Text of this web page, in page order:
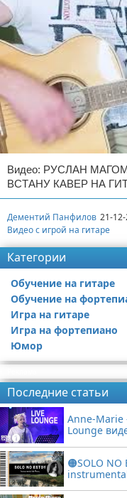
Видео: РУСЛАН
ВСТАНУ КАВЕР НА
Дементий Панфилов 21-
Видео с игрой на гитаре
Категории
Обучение на гитаре
Видео обучение на
Обучение на
Видео обучение на
Игра на гитаре
Видео с игрой на
Статьи про гитары
Игра на фортепиано
Видео с игрой на
Юмор
Последние статьи
Anne-Marie
Lounge
🟠SOLO NO